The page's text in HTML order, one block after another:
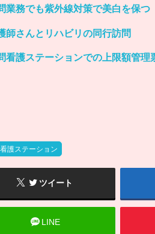
業務でも紫外線対策で美白を保つ
師さんとリハビリの同行訪問
看護ステーションでの上限額管理
護ステーション
ツイート
LINE